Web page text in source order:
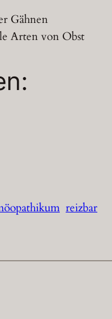
Gähnen
Arten von Obst
reizbar